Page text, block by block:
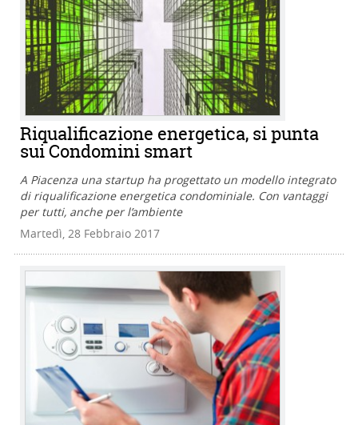
Riqualificazione energetica, si punta
sui Condomini smart
A Piacenza una startup ha progettato un modello integrato
di riqualificazione energetica condominiale. Con vantaggi
per tutti, anche per l’ambiente
Martedì, 28 Febbraio 2017